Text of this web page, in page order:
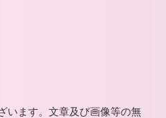
います。文章及び画像等の無